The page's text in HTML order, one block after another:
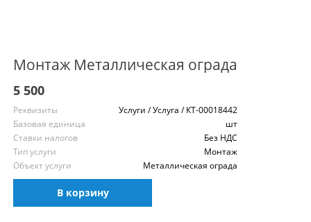
Монтаж Металлическая ограда
5 500
Реквизиты
Услуги / Услуга / КТ-00018442
Базовая единица
шт
Ставки налогов
Без НДС
Тип услуги
Монтаж
Объект услуги
Металлическая ограда
В корзину